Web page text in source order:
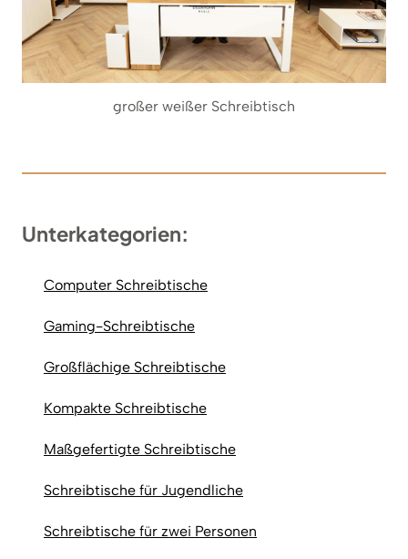
großer weißer Schreibtisch
Unterkategorien:
Computer Schreibtische
Gaming-Schreibtische
Großflächige Schreibtische
Kompakte Schreibtische
Maßgefertigte Schreibtische
Schreibtische für Jugendliche
Schreibtische für zwei Personen